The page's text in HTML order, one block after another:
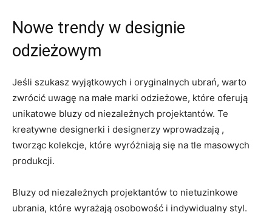
Nowe trendy w designie
odzieżowym
Jeśli​ szukasz ‌wyjątkowych i‍ oryginalnych ubrań, warto
zwrócić uwagę na małe ⁤marki odzieżowe, które oferują
unikatowe bluzy od ‍niezależnych ⁣projektantów. ⁤Te
kreatywne designerki i designerzy wprowadzają‌ ,
tworząc kolekcje, które​ wyróżniają się na tle masowych​
produkcji.
Bluzy ‍od niezależnych projektantów to nietuzinkowe
ubrania,​ które wyrażają osobowość i ⁢indywidualny styl.